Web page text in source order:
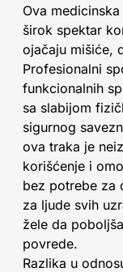
Ova
širok spektar
ojačaju mišiće,
Profesionalni
funkcionalnih
sa slabijom
sigurnog
ova traka je
korišćenje i
bez potrebe za
za ljude svih
žele da
povrede.
Razlika u